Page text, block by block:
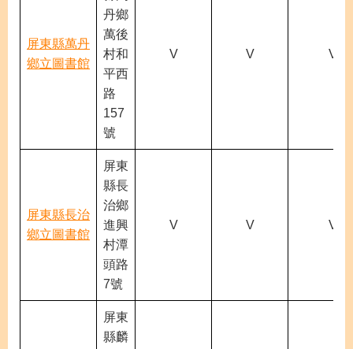
屏東縣萬丹
鄉立圖書館
丹鄉
萬後
村和
平西
路
157
號
V V V
屏東縣長治
鄉立圖書館
屏東
縣長
治鄉
進興
村潭
頭路
7號
V V V
屏東
縣麟